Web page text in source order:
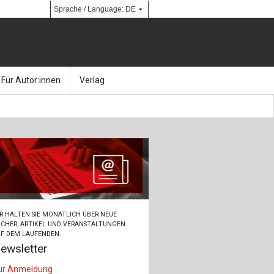
Social Media
Library
Für Autor:innen
Kalender
Zeitschriften
Verlag
Ansprechpartner:innen
So finden Sie uns
bauingenieur24 – Berufsportal
Ingenieurbaupreis
HALTEN SIE MONATLICH ÜBER NEUE
ARTIKEL UND VERANSTALTUNGEN
DEM LAUFENDEN.
Anmeldung